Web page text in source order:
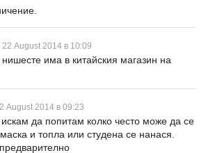
22 August 2014 в 10:09
има в китайския магазин на
August 2014 в 09:23
да попитам колко често може да се
и топла или студена се нанася.